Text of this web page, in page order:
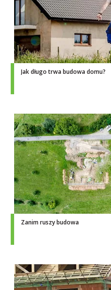
Jak długo trwa budowa domu?
Zanim ruszy budowa